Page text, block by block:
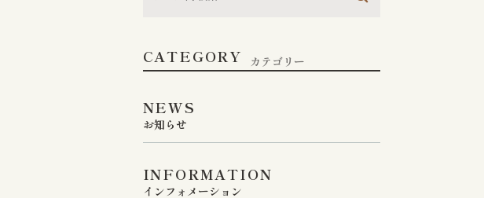
CATEGORY カテゴリー
NEWS
お知らせ
INFORMATION
インフォメーション